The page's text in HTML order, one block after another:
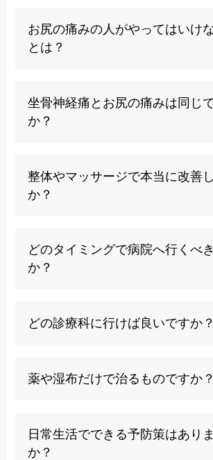
善しますが、放置は慢性化しやす
談しましょう。
お尻の痛みの人がやってはいけ
とは？
させる姿勢や動作は避けてくださ
坐骨神経痛とお尻の痛みは同じ
か？
が、その他にも筋肉や関節由来の
す。
整体やマッサージで本当に改善
か？
けで改善するケースもあります。
どのタイミングで病院へ行くべ
か？
院受診をおすすめします。
どの診療科に行けば良いですか？
ります。
薬や湿布だけで治るものですか？
体質や症状ごとに合わせた対処が
日常生活でできる予防策はあり
か？